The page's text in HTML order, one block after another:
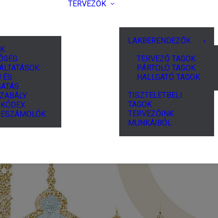
ÉS
TERVEZŐK
LAKBERENDEZŐK
TERVEZŐ TAGOK
PÁRTOLÓ TAGOK
HALLGATÓ TAGOK
TISZTELETBELI
TAGOK
TERVEZŐINK
MUNKÁIBÓL